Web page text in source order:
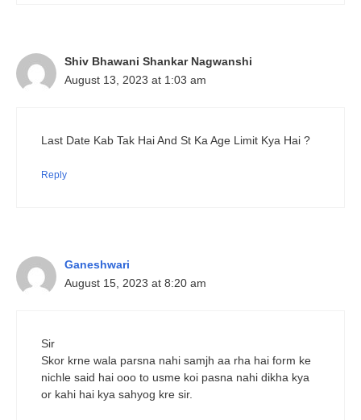
Shiv Bhawani Shankar Nagwanshi
August 13, 2023 at 1:03 am
Last Date Kab Tak Hai And St Ka Age Limit Kya Hai ?
Reply
Ganeshwari
August 15, 2023 at 8:20 am
Sir
Skor krne wala parsna nahi samjh aa rha hai form ke
nichle said hai ooo to usme koi pasna nahi dikha kya
or kahi hai kya sahyog kre sir.